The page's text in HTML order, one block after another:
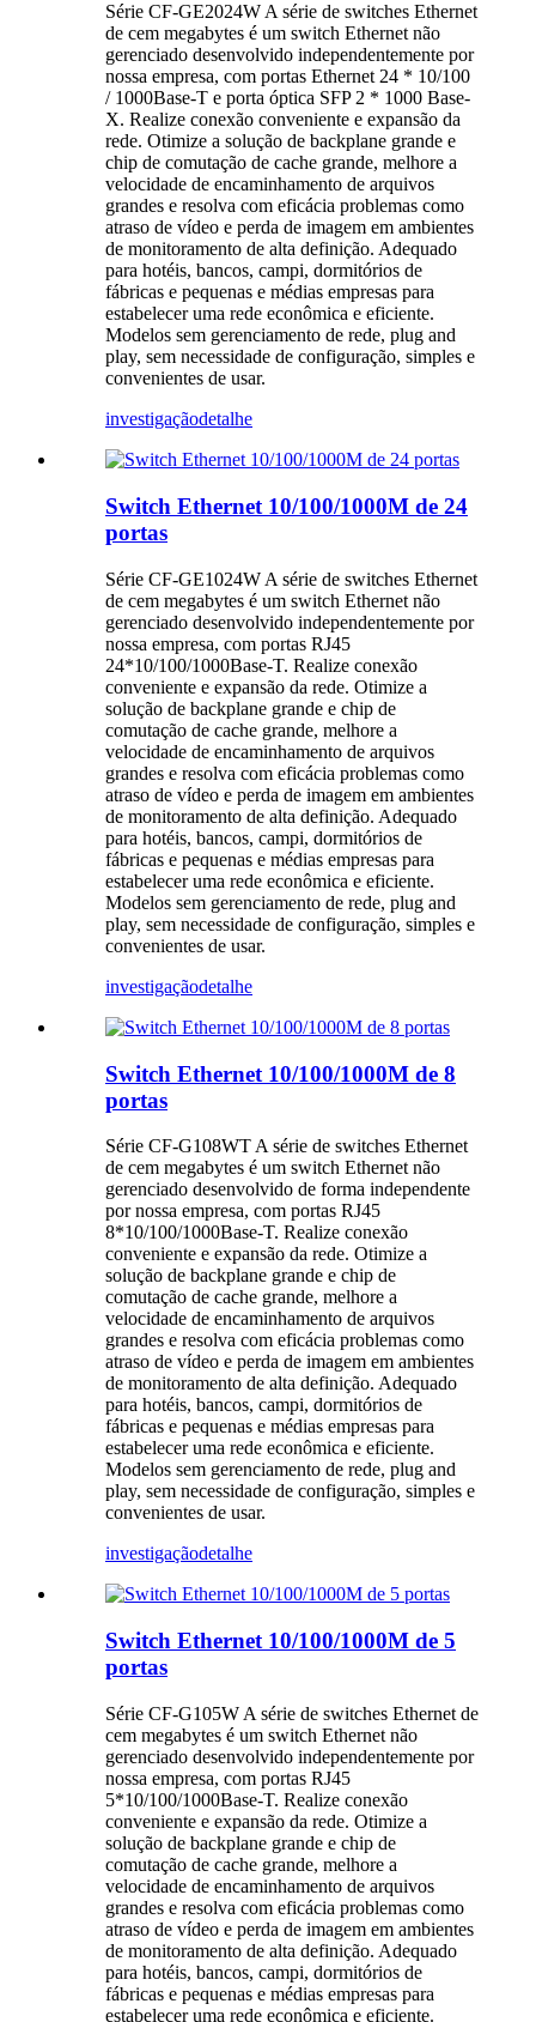
Série CF-GE2024W A série de switches Ethernet
de cem megabytes é um switch Ethernet não
gerenciado desenvolvido independentemente por
nossa empresa, com portas Ethernet 24 * 10/100
/ 1000Base-T e porta óptica SFP 2 * 1000 Base-
X. Realize conexão conveniente e expansão da
rede. Otimize a solução de backplane grande e
chip de comutação de cache grande, melhore a
velocidade de encaminhamento de arquivos
grandes e resolva com eficácia problemas como
atraso de vídeo e perda de imagem em ambientes
de monitoramento de alta definição. Adequado
para hotéis, bancos, campi, dormitórios de
fábricas e pequenas e médias empresas para
estabelecer uma rede econômica e eficiente.
Modelos sem gerenciamento de rede, plug and
play, sem necessidade de configuração, simples e
convenientes de usar.
investigaçãodetalhe
Switch Ethernet 10/100/1000M de 24
portas
Série CF-GE1024W A série de switches Ethernet
de cem megabytes é um switch Ethernet não
gerenciado desenvolvido independentemente por
nossa empresa, com portas RJ45
24*10/100/1000Base-T. Realize conexão
conveniente e expansão da rede. Otimize a
solução de backplane grande e chip de
comutação de cache grande, melhore a
velocidade de encaminhamento de arquivos
grandes e resolva com eficácia problemas como
atraso de vídeo e perda de imagem em ambientes
de monitoramento de alta definição. Adequado
para hotéis, bancos, campi, dormitórios de
fábricas e pequenas e médias empresas para
estabelecer uma rede econômica e eficiente.
Modelos sem gerenciamento de rede, plug and
play, sem necessidade de configuração, simples e
convenientes de usar.
investigaçãodetalhe
Switch Ethernet 10/100/1000M de 8
portas
Série CF-G108WT A série de switches Ethernet
de cem megabytes é um switch Ethernet não
gerenciado desenvolvido de forma independente
por nossa empresa, com portas RJ45
8*10/100/1000Base-T. Realize conexão
conveniente e expansão da rede. Otimize a
solução de backplane grande e chip de
comutação de cache grande, melhore a
velocidade de encaminhamento de arquivos
grandes e resolva com eficácia problemas como
atraso de vídeo e perda de imagem em ambientes
de monitoramento de alta definição. Adequado
para hotéis, bancos, campi, dormitórios de
fábricas e pequenas e médias empresas para
estabelecer uma rede econômica e eficiente.
Modelos sem gerenciamento de rede, plug and
play, sem necessidade de configuração, simples e
convenientes de usar.
investigaçãodetalhe
Switch Ethernet 10/100/1000M de 5
portas
Série CF-G105W A série de switches Ethernet de
cem megabytes é um switch Ethernet não
gerenciado desenvolvido independentemente por
nossa empresa, com portas RJ45
5*10/100/1000Base-T. Realize conexão
conveniente e expansão da rede. Otimize a
solução de backplane grande e chip de
comutação de cache grande, melhore a
velocidade de encaminhamento de arquivos
grandes e resolva com eficácia problemas como
atraso de vídeo e perda de imagem em ambientes
de monitoramento de alta definição. Adequado
para hotéis, bancos, campi, dormitórios de
fábricas e pequenas e médias empresas para
estabelecer uma rede econômica e eficiente.